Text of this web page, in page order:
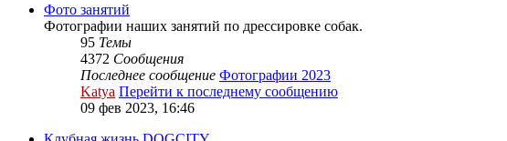
Фото занятий
Фотографии наших занятий по дрессировке собак.
95 Темы
4372 Сообщения
Последнее сообщение Фотографии 2023
Katya Перейти к последнему сообщению
09 фев 2023, 16:46